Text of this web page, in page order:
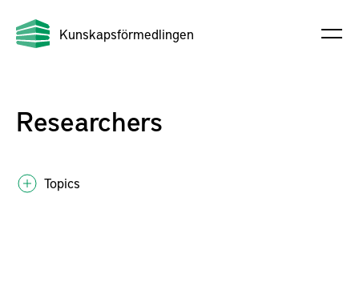
Kunskapsförmedlingen
Researchers
Topics